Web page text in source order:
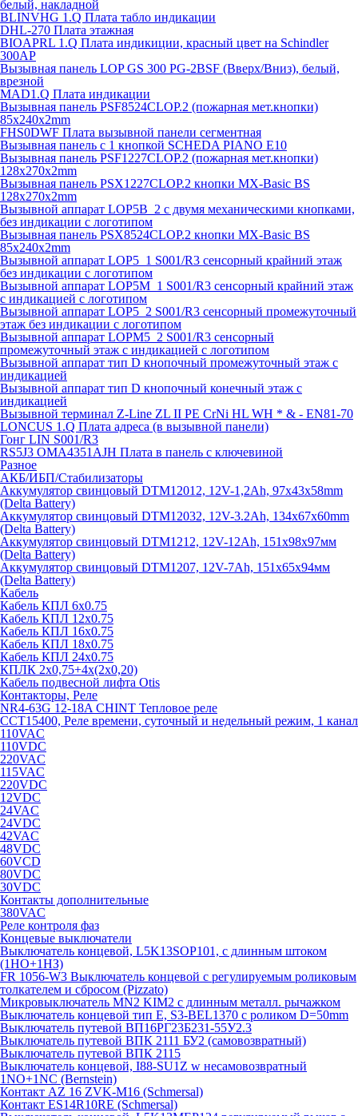
белый, накладной
BLINVHG 1.Q Плата табло индикации
DHL-270 Плата этажная
BIOAPRL 1.Q Плата индикиции, красный цвет на Schindler
300AP
Вызывная панель LOP GS 300 PG-2BSF (Вверх/Вниз), белый,
врезной
MAD1.Q Плата индикации
Вызывная панель PSF8524CLOP.2 (пожарная мет.кнопки)
85х240х2mm
FHS0DWF Плата вызывной панели сегментная
Вызывная панель с 1 кнопкой SCHEDA PIANO E10
Вызывная панель PSF1227CLOP.2 (пожарная мет.кнопки)
128х270х2mm
Вызывная панель PSX1227CLOP.2 кнопки MX-Basic BS
128х270х2mm
Вызывной аппарат LOP5B_2 с двумя механическими кнопками,
без индикации с логотипом
Вызывная панель PSX8524CLOP.2 кнопки MX-Basic BS
85х240х2mm
Вызывной аппарат LOP5_1 S001/R3 сенсорный крайний этаж
без индикации с логотипом
Вызывной аппарат LOP5M_1 S001/R3 сенсорный крайний этаж
с индикацией с логотипом
Вызывной аппарат LOP5_2 S001/R3 сенсорный промежуточный
этаж без индикации с логотипом
Вызывной аппарат LOPM5_2 S001/R3 сенсорный
промежуточный этаж с индикацией с логотипом
Вызывной аппарат тип D кнопочный промежуточный этаж с
индикацией
Вызывной аппарат тип D кнопочный конечный этаж с
индикацией
Вызывной терминал Z-Line ZL II PE CrNi HL WH * & - EN81-70
LONCUS 1.Q Плата адреса (в вызывной панели)
Гонг LIN S001/R3
RS5J3 OMA4351AJH Плата в панель с ключевиной
Разное
АКБ/ИБП/Стабилизаторы
Аккумулятор свинцовый DTM12012, 12V-1,2Ah, 97х43х58mm
(Delta Battery)
Аккумулятор свинцовый DTM12032, 12V-3.2Ah, 134x67x60mm
(Delta Battery)
Аккумулятор свинцовый DTM1212, 12V-12Ah, 151х98х97мм
(Delta Battery)
Аккумулятор свинцовый DTM1207, 12V-7Ah, 151х65х94мм
(Delta Battery)
Кабель
Кабель КПЛ 6х0.75
Кабель КПЛ 12х0.75
Кабель КПЛ 16х0.75
Кабель КПЛ 18х0.75
Кабель КПЛ 24х0.75
КПЛК 2х0,75+4х(2х0,20)
Кабель подвесной лифта Otis
Контакторы, Реле
NR4-63G 12-18A CHINT Тепловое реле
CCT15400, Реле времени, суточный и недельный режим, 1 канал
110VAC
110VDC
220VAC
115VAC
220VDC
12VDC
24VAC
24VDC
42VAC
48VDC
60VCD
80VDC
30VDC
Контакты дополнительные
380VAC
Реле контроля фаз
Концевые выключатели
Выключатель концевой, L5K13SOP101, с длинным штоком
(1НО+1НЗ)
FR 1056-W3 Выключатель концевой с регулируемым роликовым
толкателем и сбросом (Pizzato)
Микровыключатель MN2 KIM2 с длинным металл. рычажком
Выключатель концевой тип Е, S3-BEL1370 с роликом D=50mm
Выключатель путевой ВП16РГ23Б231-55У2.3
Выключатель путевой ВПК 2111 БУ2 (самовозвратный)
Выключатель путевой ВПК 2115
Выключатель концевой, I88-SU1Z w несамовозвратный
1NO+1NC (Bernstein)
Контакт AZ 16 ZVK-M16 (Schmersal)
Контакт ES14R10RE (Schmersal)